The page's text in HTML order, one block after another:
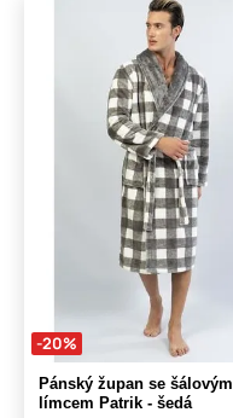
-20%
Pánský župan se šálovým
límcem Patrik - šedá